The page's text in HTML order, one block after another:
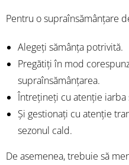
Pentru o supraînsămânțare
Alegeți sămânța potrivită.
Pregătiți în mod
supraînsămânțarea.
Întrețineți cu atenție iarba
Și gestionați cu atenție
sezonul cald.
De asemenea, trebuie să